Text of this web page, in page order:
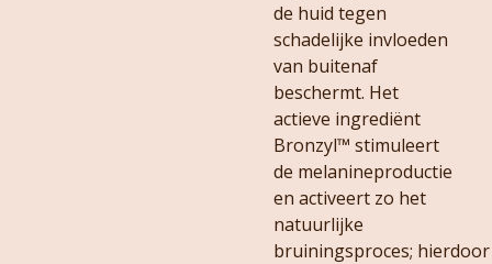
de huid tegen
schadelijke invloeden
van buitenaf
beschermt. Het
actieve ingrediënt
Bronzyl™ stimuleert
de melanineproductie
en activeert zo het
natuurlijke
bruiningsproces; hierdoor